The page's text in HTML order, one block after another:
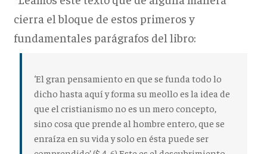
cierra el bloque de estos primeros y
fundamentales parágrafos del libro:
‘El gran pensamiento en que se funda todo lo
dicho hasta aquí y forma su meollo es la idea de
que el cristianismo no es un mero concepto,
sino cosa que prende al hombre entero,que se
enraíza en su vida y solo en ésta puede ser